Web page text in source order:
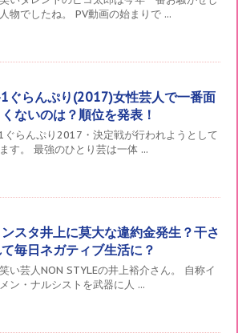
物でしたね。 PV動画の始まりで ...
1ぐらんぷり(2017)女性芸人で一番面
ないのは？順位を発表！
ぐらんぷり2017・決定戦が行われようとして
す。 最強のひとり芸は一体 ...
ンスタ井上に莫大な違約金発生？干さ
毎日ネガティブ生活に？
い芸人NON STYLEの井上裕介さん。 自称イ
ン・ナルシストを武器に人 ...